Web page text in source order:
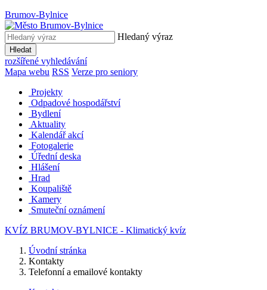
Brumov-Bylnice
Hledaný výraz
Hledat
rozšířené vyhledávání
Mapa webu RSS Verze pro seniory
Projekty
Odpadové hospodářství
Bydlení
Aktuality
Kalendář akcí
Fotogalerie
Úřední deska
Hlášení
Hrad
Koupaliště
Kamery
Smuteční oznámení
KVÍZ BRUMOV-BYLNICE - Klimatický kvíz
Úvodní stránka
Kontakty
Telefonní a emailové kontakty